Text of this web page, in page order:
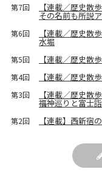
第7回 【連載／歴史散
その名前も所説
第6回 【連載／歴史散
水堀
第5回 【連載／歴史散
第4回 【連載／歴史散
第3回 【連載／歴史散
福神巡りと富士
第2回 【連載】西新宿